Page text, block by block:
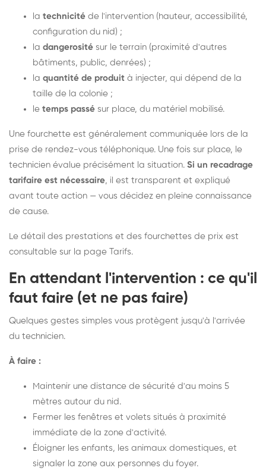
la technicité de l'intervention (hauteur, accessibilité,
configuration du nid) ;
la dangerosité sur le terrain (proximité d'autres
bâtiments, public, denrées) ;
la quantité de produit à injecter, qui dépend de la
taille de la colonie ;
le temps passé sur place, du matériel mobilisé.
Une fourchette est généralement communiquée lors de la
prise de rendez-vous téléphonique. Une fois sur place, le
technicien évalue précisément la situation. Si un recadrage
tarifaire est nécessaire, il est transparent et expliqué
avant toute action — vous décidez en pleine connaissance
de cause.
Le détail des prestations et des fourchettes de prix est
consultable sur la page Tarifs.
En attendant l'intervention : ce qu'il
faut faire (et ne pas faire)
Quelques gestes simples vous protègent jusqu'à l'arrivée
du technicien.
À faire :
Maintenir une distance de sécurité d'au moins 5
mètres autour du nid.
Fermer les fenêtres et volets situés à proximité
immédiate de la zone d'activité.
Éloigner les enfants, les animaux domestiques, et
signaler la zone aux personnes du foyer.